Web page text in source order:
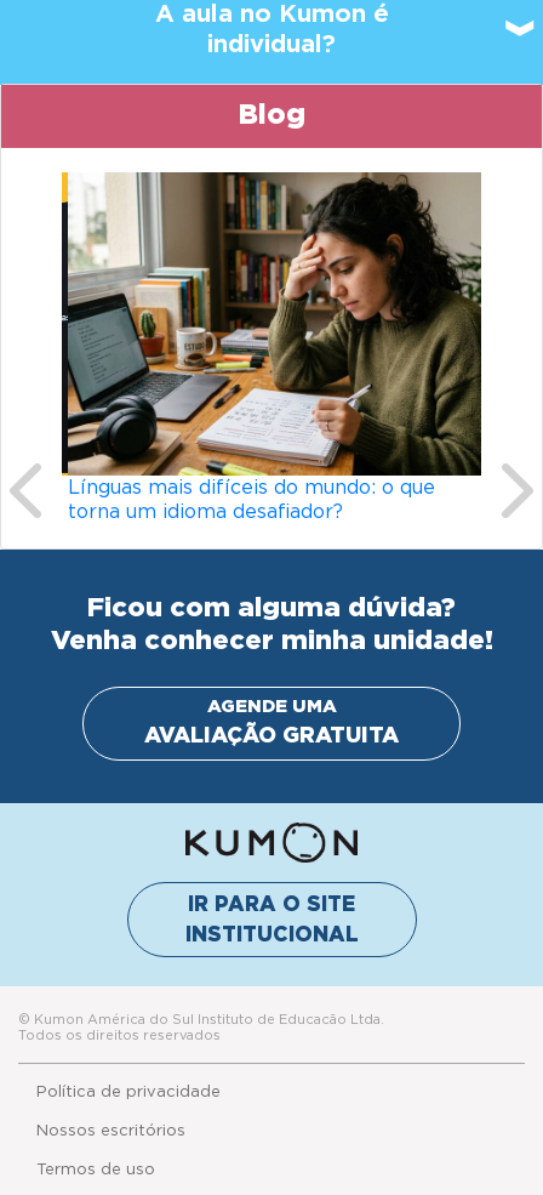
A aula no Kumon é
individual?
Blog
Línguas mais difíceis do mundo: o que
torna um idioma desafiador?
Previous
Ficou com alguma dúvida?
Venha conhecer minha unidade!
AGENDE UMA
AVALIAÇÃO GRATUITA
IR PARA O SITE
INSTITUCIONAL
© Kumon América do Sul Instituto de Educacão Ltda.
Todos os direitos reservados
Política de privacidade
Termos de uso
Nossos escritórios